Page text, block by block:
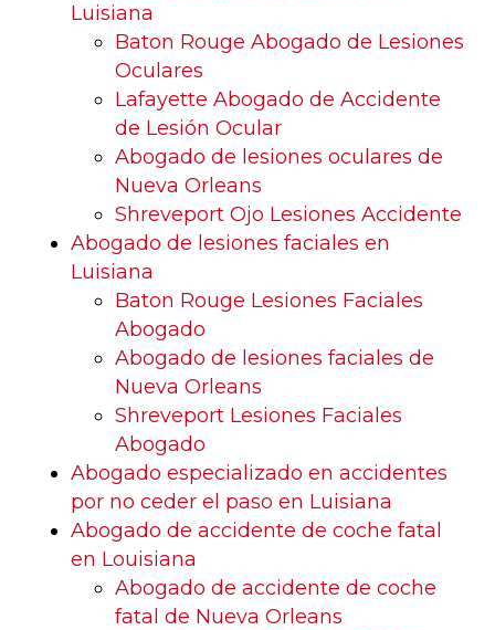
Luisiana
Baton Rouge Abogado de Lesiones
Oculares
Lafayette Abogado de Accidente
de Lesión Ocular
Abogado de lesiones oculares de
Nueva Orleans
Shreveport Ojo Lesiones Accidente
Abogado de lesiones faciales en
Luisiana
Baton Rouge Lesiones Faciales
Abogado
Abogado de lesiones faciales de
Nueva Orleans
Shreveport Lesiones Faciales
Abogado
Abogado especializado en accidentes
por no ceder el paso en Luisiana
Abogado de accidente de coche fatal
en Louisiana
Abogado de accidente de coche
fatal de Nueva Orleans